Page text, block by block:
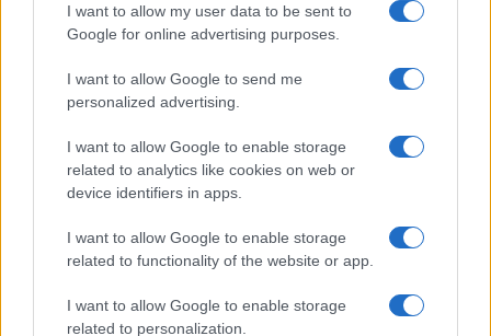
I want to allow my user data to be sent to
Google for online advertising purposes.
I want to allow Google to send me
personalized advertising.
I want to allow Google to enable storage
related to analytics like cookies on web or
device identifiers in apps.
I want to allow Google to enable storage
related to functionality of the website or app.
I want to allow Google to enable storage
related to personalization.
internazionale. Va bene denunciare gli eventuali
crimini di guerra
commessi. Tutto giusto. E
doveroso. Però da qui a passare alle minacce
contro un giornalista russo ce ne passa. Non sta a
noi difendere Bobrovsky
non sia mai. Non ci
interessa nemmeno e le sue posizioni sono
assolutamente criticabili. Però provate a
immaginare cosa sarebbe successo se un simile
invito a “ridere adesso che poi non ridi più” fosse
Il finimondo, giustamente. In questo caso, invece,